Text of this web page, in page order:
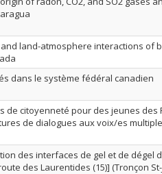
land-atmosphere interactions of
dans le système fédéral canadien
de citoyenneté pour des jeunes des
de dialogues aux voix/es
des interfaces de gel et de dégel
des Laurentides (15)] (Tronçon